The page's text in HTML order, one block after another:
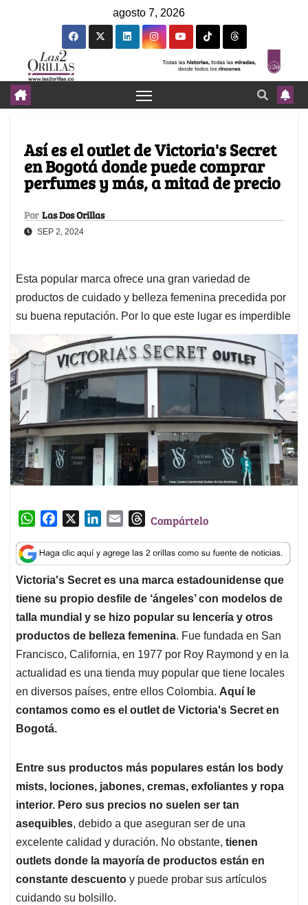
agosto 7, 2026
Así es el outlet de Victoria's Secret
en Bogotá donde puede comprar
perfumes y más, a mitad de precio
Por Las Dos Orillas
SEP 2, 2024
Esta popular marca ofrece una gran variedad de
productos de cuidado y belleza femenina precedida por
su buena reputación. Por lo que este lugar es imperdible
W
a
t
s
A
p
p
c
e
b
o
o
k
n
k
e
d
I
n
a
i
l
T
r
e
a
d
s
Compártelo
Victoria's Secret es una marca estadounidense que
tiene su propio desfile de ‘ángeles’ con modelos de
talla mundial y se hizo popular su lencería y otros
productos de belleza femenina. Fue fundada en San
Francisco, California, en 1977 por Roy Raymond y en la
actualidad es una tienda muy popular que tiene locales
en diversos países, entre ellos Colombia. Aquí le
contamos como es el outlet de Victoria's Secret en
Bogotá.
Entre sus productos más populares están los body
mists, lociones, jabones, cremas, exfoliantes y ropa
interior. Pero sus precios no suelen ser tan
asequibles, debido a que aseguran ser de una
excelente calidad y duración. No obstante, tienen
outlets donde la mayoría de productos están en
constante descuento y puede probar sus artículos
cuidando su bolsillo.